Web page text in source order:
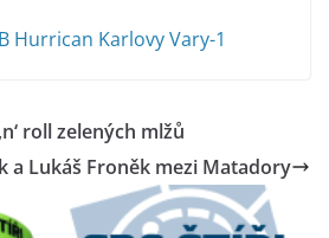
roll zelených mlžů
a Lukáš Froněk mezi Matadory